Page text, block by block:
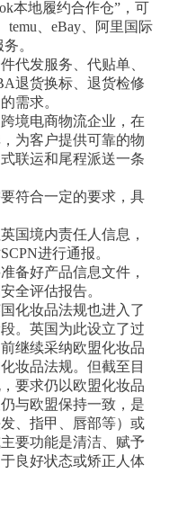
本地履约合作仓”，可
temu、eBay、阿里国际
。
代发服务、代贴单、
退货换标、退货检修
需求。
境电商物流企业，在
为客户提供可靠的物
联运和尾程派送一条
符合一定的要求，具
国境内责任人信息，
进行通报。
备好产品信息文件，
全评估报告。
化妆品法规也进入了
。英国为此设立了过
继续采纳欧盟化妆品
妆品法规。但截至目
要求仍以欧盟化妆品
与欧盟保持一致，是
、指甲、唇部等）或
要功能是清洁、赋予
良好状态或矫正人体